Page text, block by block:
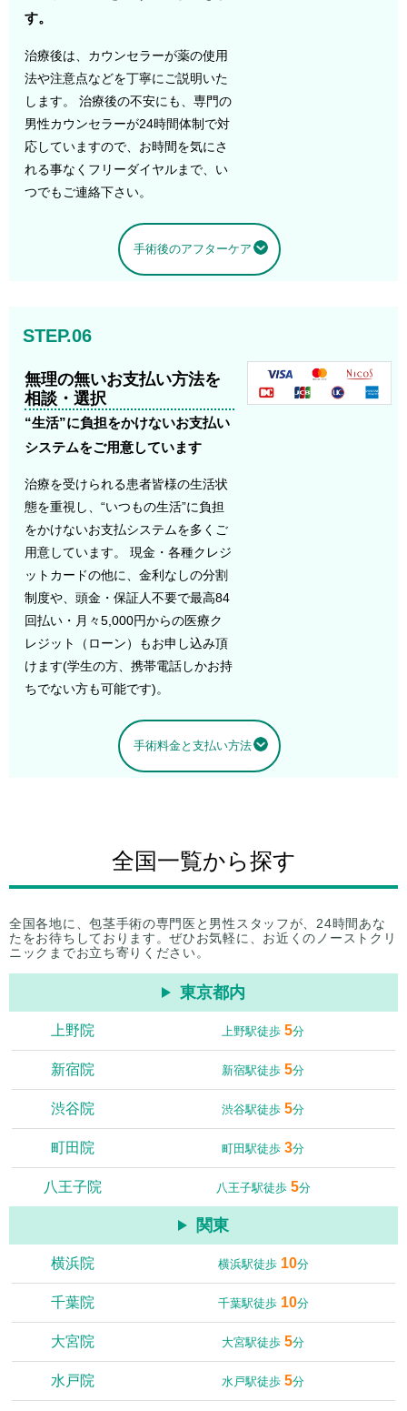
す。
治療後は、カウンセラーが薬の使用
法や注意点などを丁寧にご説明いた
します。 治療後の不安にも、専門の
男性カウンセラーが24時間体制で対
応していますので、お時間を気にさ
れる事なくフリーダイヤルまで、い
つでもご連絡下さい。
手術後のアフターケア
STEP.06
無理の無いお支払い方法を
相談・選択
“生活”に負担をかけないお支払い
システムをご用意しています
治療を受けられる患者皆様の生活状
態を重視し、“いつもの生活”に負担
をかけないお支払システムを多くご
用意しています。 現金・各種クレジ
ットカードの他に、金利なしの分割
制度や、頭金・保証人不要で最高84
回払い・月々5,000円からの医療ク
レジット（ローン）もお申し込み頂
けます(学生の方、携帯電話しかお持
ちでない方も可能です)。
手術料金と支払い方法
全国一覧から探す
全国各地に、包茎手術の専門医と男性スタッフが、24時間あな
たをお待ちしております。ぜひお気軽に、お近くのノーストクリ
ニックまでお立ち寄りください。
東京都内
上野院 上野駅徒歩5分
新宿院 新宿駅徒歩5分
渋谷院 渋谷駅徒歩5分
町田院 町田駅徒歩3分
八王子院 八王子駅徒歩 5分
関東
横浜院 横浜駅徒歩 10分
千葉院 千葉駅徒歩 10分
大宮院 大宮駅徒歩5分
水戸院 水戸駅徒歩5分